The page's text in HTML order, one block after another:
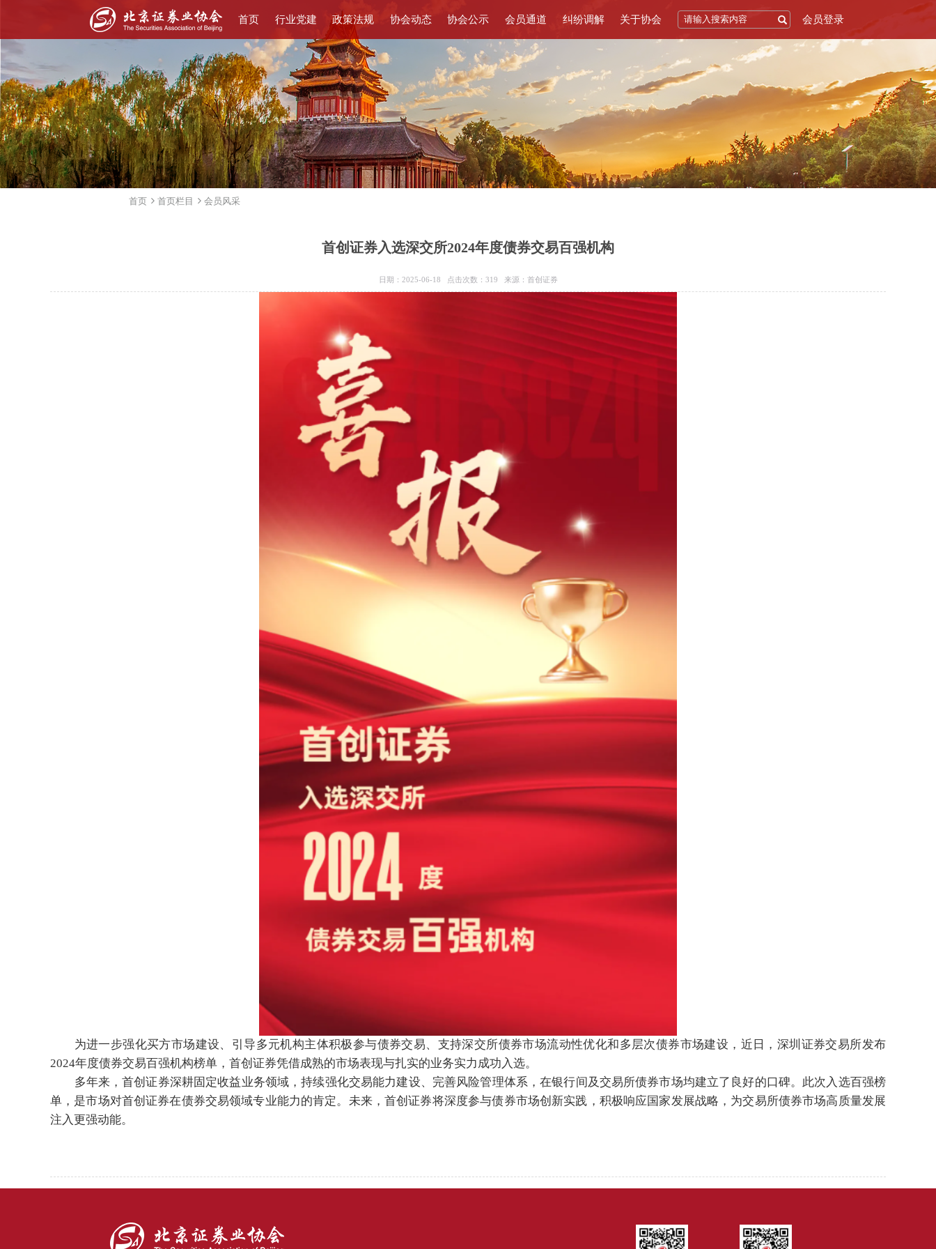
首页 行业党建 政策法规 协会动态 协会公示 会员通道 纠纷调解 关于协会 会员登录
首页 首页栏目 会员风采
首创证券入选深交所2024年度债券交易百强机构
日期：2025-06-18 点击次数： 319 来源：首创证券
为进一步强化买方市场建设、引导多元机构主体积极参与债券交易、支持深交所债券市场流动性优化和多层次债券市场建设，近日，深圳证券交易所发布
2024年度债券交易百强机构榜单，首创证券凭借成熟的市场表现与扎实的业务实力成功入选。
多年来，首创证券深耕固定收益业务领域，持续强化交易能力建设、完善风险管理体系，在银行间及交易所债券市场均建立了良好的口碑。此次入选百强榜
单，是市场对首创证券在债券交易领域专业能力的肯定。未来，首创证券将深度参与债券市场创新实践，积极响应国家发展战略，为交易所债券市场高质量发展
注入更强动能。